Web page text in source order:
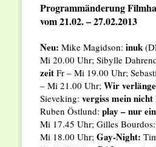
Programmänderung
vom 21.02. – 27.02.2013
Neu: Mike Magidson: inuk
Mi 20.00 Uhr; Sibylle
zeit Fr – Mi 19.00 Uhr;
– Mi 21.00 Uhr; Wir
Sieveking: vergiss mein nicht
Ruben Östlund: play – nur
Mi 17.45 Uhr; Gilles Bourdos:
Mi 18.00 Uhr; Gay-Night: